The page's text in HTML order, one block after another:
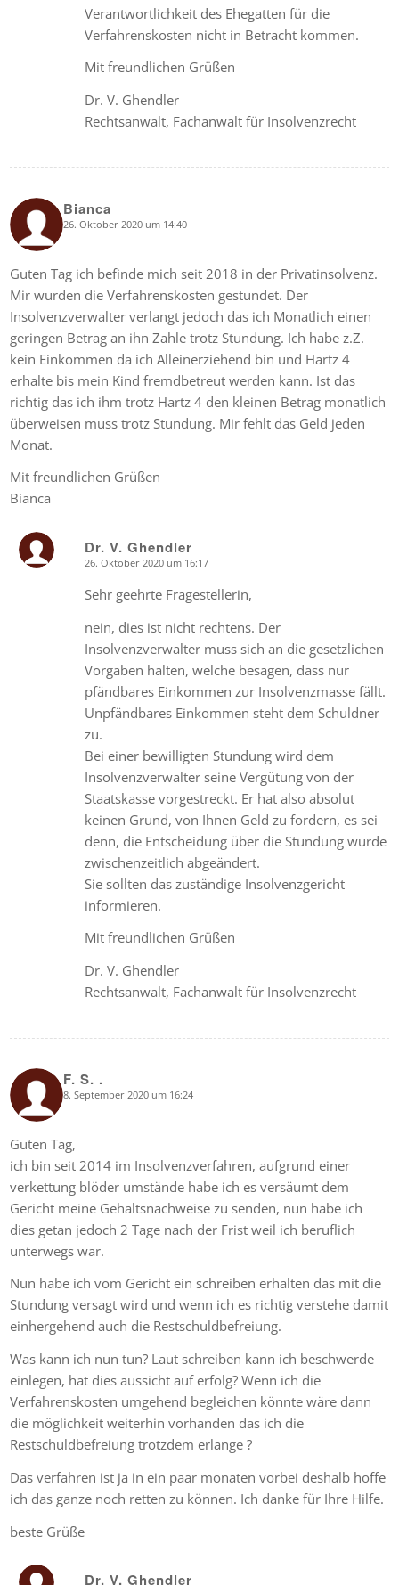
Verantwortlichkeit des Ehegatten für die
Verfahrenskosten nicht in Betracht kommen.
Mit freundlichen Grüßen
Dr. V. Ghendler
Rechtsanwalt, Fachanwalt für Insolvenzrecht
Bianca
says: 26. Oktober 2020 um 14:40
Guten Tag ich befinde mich seit 2018 in der Privatinsolvenz.
Mir wurden die Verfahrenskosten gestundet. Der
Insolvenzverwalter verlangt jedoch das ich Monatlich einen
geringen Betrag an ihn Zahle trotz Stundung. Ich habe z.Z.
kein Einkommen da ich Alleinerziehend bin und Hartz 4
erhalte bis mein Kind fremdbetreut werden kann. Ist das
richtig das ich ihm trotz Hartz 4 den kleinen Betrag monatlich
überweisen muss trotz Stundung. Mir fehlt das Geld jeden
Monat.
Mit freundlichen Grüßen
Bianca
Dr. V. Ghendler
26. Oktober 2020 um 16:17
Sehr geehrte Fragestellerin,
nein, dies ist nicht rechtens. Der
Insolvenzverwalter muss sich an die gesetzlichen
Vorgaben halten, welche besagen, dass nur
pfändbares Einkommen zur Insolvenzmasse fällt.
Unpfändbares Einkommen steht dem Schuldner
zu.
Bei einer bewilligten Stundung wird dem
Insolvenzverwalter seine Vergütung von der
Staatskasse vorgestreckt. Er hat also absolut
keinen Grund, von Ihnen Geld zu fordern, es sei
denn, die Entscheidung über die Stundung wurde
zwischenzeitlich abgeändert.
Sie sollten das zuständige Insolvenzgericht
informieren.
Mit freundlichen Grüßen
Dr. V. Ghendler
Rechtsanwalt, Fachanwalt für Insolvenzrecht
F. S. .
says: 8. September 2020 um 16:24
Guten Tag,
ich bin seit 2014 im Insolvenzverfahren, aufgrund einer
verkettung blöder umstände habe ich es versäumt dem
Gericht meine Gehaltsnachweise zu senden, nun habe ich
dies getan jedoch 2 Tage nach der Frist weil ich beruflich
unterwegs war.
Nun habe ich vom Gericht ein schreiben erhalten das mit die
Stundung versagt wird und wenn ich es richtig verstehe damit
einhergehend auch die Restschuldbefreiung.
Was kann ich nun tun? Laut schreiben kann ich beschwerde
einlegen, hat dies aussicht auf erfolg? Wenn ich die
Verfahrenskosten umgehend begleichen könnte wäre dann
die möglichkeit weiterhin vorhanden das ich die
Restschuldbefreiung trotzdem erlange ?
Das verfahren ist ja in ein paar monaten vorbei deshalb hoffe
ich das ganze noch retten zu können. Ich danke für Ihre Hilfe.
beste Grüße
Dr. V. Ghendler